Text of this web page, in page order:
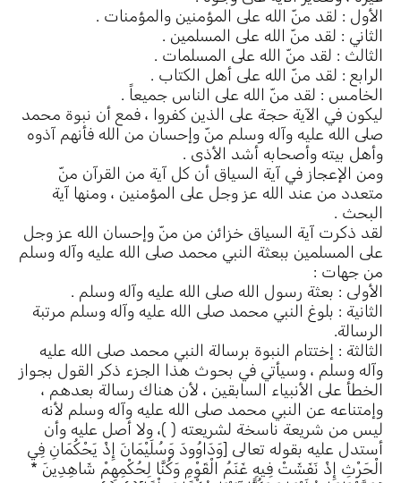
الأول : لقد منّ الله على المؤمنين والمؤمنات .
الثاني : لقد منّ الله على المسلمين .
الثالث : لقد منّ الله على المسلمات .
الرابع : لقد منّ الله على أهل الكتاب .
الخامس : لقد منّ الله على الناس جميعاً .
ليكون في الآية حجة على الذين كفروا ، فمع أن نبوة محمد
صلى الله عليه وآله وسلم منّ وإحسان من الله فأنهم آذوه
وأهل بيته وأصحابه أشد الأذى .
ومن الإعجاز في آية السياق أن كل آية من القرآن منّ
متعدد من عند الله عز وجل على المؤمنين ، ومنها آية
البحث .
لقد ذكرت آية السياق خزائن من منّ وإحسان الله عز وجل
على المسلمين ببعثة النبي محمد صلى الله عليه وآله وسلم
من جهات :
الأولى : بعثة رسول الله صلى الله عليه وآله وسلم .
الثانية : بلوغ النبي محمد صلى الله عليه وآله وسلم مرتبة
الرسالة.
الثالثة : إختتام النبوة برسالة النبي محمد صلى الله عليه
وآله وسلم ، وسيأتي في بحوث هذا الجزء ذكر القول بجواز
الخطأ على الأنبياء السابقين ، لأن هناك رسالة بعدهم ،
وإمتناعه عن النبي محمد صلى الله عليه وآله وسلم لأنه
ليس من شريعة ناسخة لشريعته ( )، ولا أصل عليه وأن
أستدل عليه بقوله تعالى [وَدَاوُودَ وَسُلَيْمَانَ إِذْ يَحْكُمَانِ فِي
الْحَرْثِ إِذْ نَفَشَتْ فِيهِ غَنَمُ الْقَوْمِ وَكُنَّا لِحُكْمِهِمْ شَاهِدِينَ *